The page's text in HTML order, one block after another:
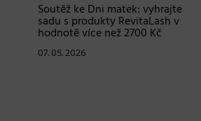
Soutěž ke Dni matek: vyhrajte
sadu s produkty RevitaLash v
hodnotě více než 2700 Kč
07. 05. 2026